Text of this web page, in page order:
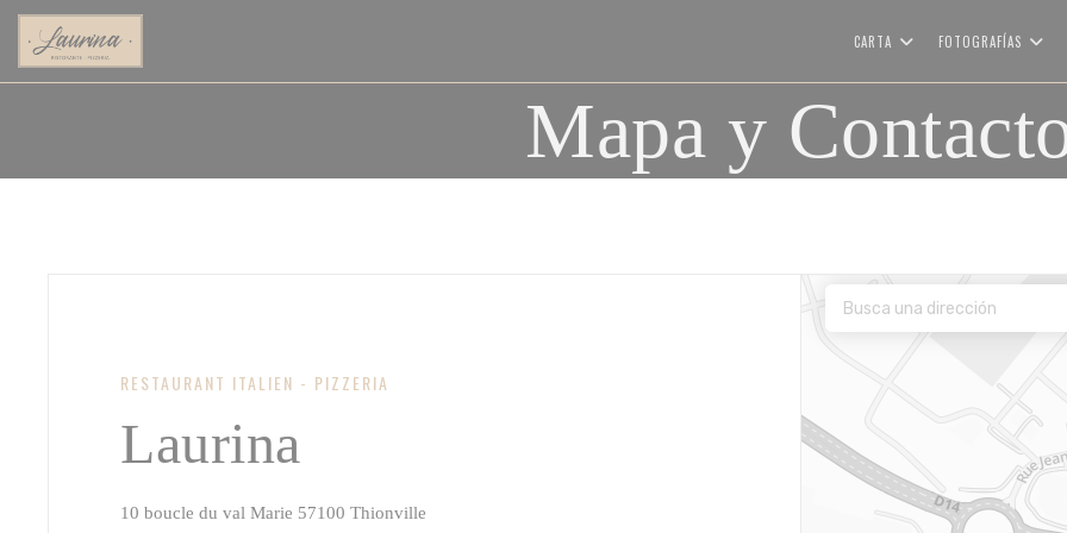
Personalización de sus opciones de cookies
CARTA FOTOGRAFÍAS
Mapa y
RESTAURANT ITALIEN - PIZZERIA
Laurina
10 boucle du val Marie 57100 Thionville